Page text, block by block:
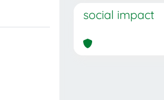
social impact